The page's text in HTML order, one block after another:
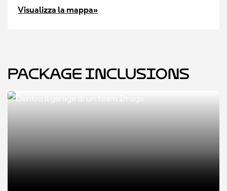
Visualizza la mappa»
Package Inclusions